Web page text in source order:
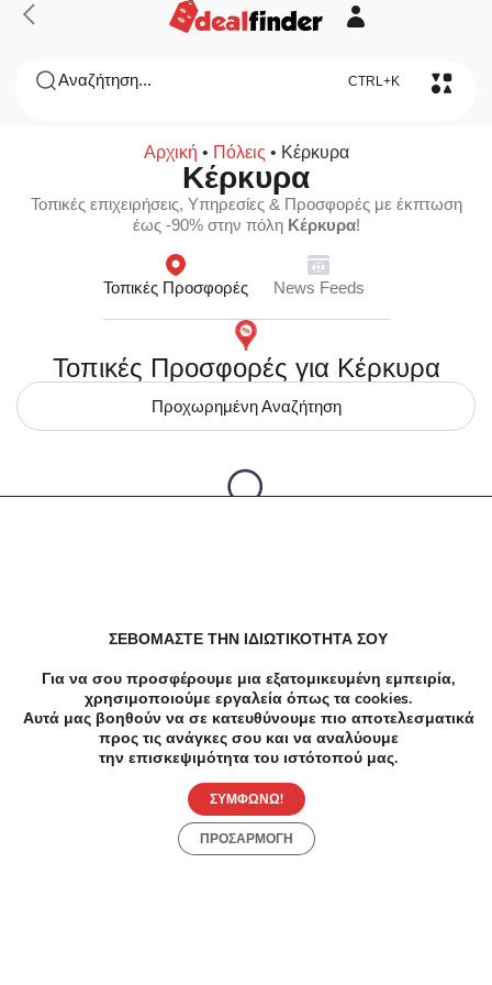
Αναζήτηση... CTRL+K
Αρχική • Πόλεις • Κέρκυρα
Κέρκυρα
Τοπικές επιχειρήσεις, Υπηρεσίες & Προσφορές με έκπτωση
έως -90% στην πόλη Κέρκυρα!
Τοπικές Προσφορές News Feeds
Τοπικές Προσφορές για Κέρκυρα
Προχωρημένη Αναζήτηση
Κατηγορίες Περιοχές
ΣΕΒΟΜΑΣΤΕ ΤΗΝ ΙΔΙΩΤΙΚΟΤΗΤΑ ΣΟΥ
Για να σου προσφέρουμε μια εξατομικευμένη εμπειρία,
χρησιμοποιούμε εργαλεία όπως τα cookies.
Αυτά μας βοηθούν να σε κατευθύνουμε πιο αποτελεσματικά
προς τις ανάγκες σου και να αναλύουμε
την επισκεψιμότητα του ιστότοπού μας.
ΣΥΜΦΩΝΩ!
ΠΡΟΣΑΡΜΟΓΗ